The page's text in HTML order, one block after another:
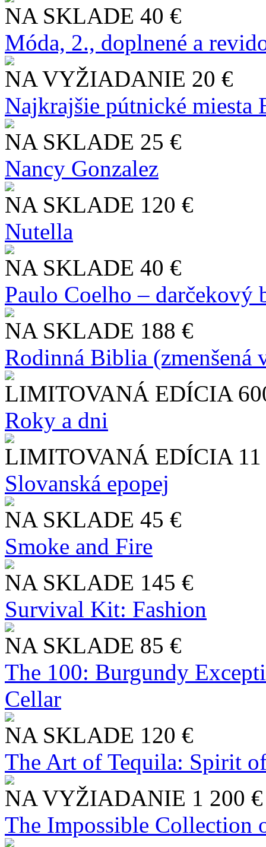
NA SKLADE 40 €
Móda, 2., doplnené a
NA VYŽIADANIE 20 €
Najkrajšie pútnické miesta
NA SKLADE 25 €
Nancy Gonzalez
NA SKLADE 120 €
Nutella
NA SKLADE 40 €
Paulo Coelho – darčekový
NA SKLADE 188 €
Rodinná Biblia (zmenšená
LIMITOVANÁ EDÍCIA
Roky a dni
LIMITOVANÁ EDÍCIA
Slo​vanská epopej
NA SKLADE 45 €
Smoke and Fire
NA SKLADE 145 €
Survival Kit: Fashion
NA SKLADE 85 €
The 100: Burgundy
Cellar
NA SKLADE 120 €
The Art of Tequila: Spirit
NA VYŽIADANIE 1 200 €
The Impossible Collection